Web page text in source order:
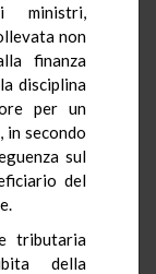
ministri,
non
finanza
disciplina
per un
in secondo
sul
del
tributaria
della